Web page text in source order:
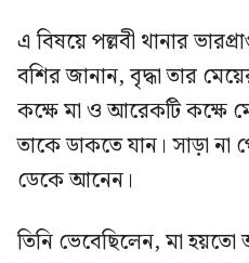
এ বিষয়ে পল্লবী থানার
বশির জানান, বৃদ্ধা তার
কক্ষে মা ও আরেকটি কক্ষে
তাকে ডাকতে যান। সাড়া না
ডেকে আনেন।
তিনি ভেবেছিলেন, মা